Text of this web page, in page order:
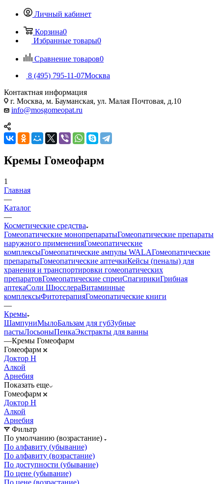
Личный кабинет
Корзина0
Избранные товары0
Сравнение товаров0
8 (495) 795-11-07Москва
Контактная информация
г. Москва, м. Бауманская, ул. Малая Почтовая, д.10
info@mosgomeopat.ru
Кремы Гомеофарм
1
Главная
—
Каталог
—
Косметические средства
Гомеопатические монопрепаратыГомеопатические препараты
наружного примененияГомеопатические
комплексыГомеопатические ампулы WALAГомеопатические
препаратыГомеопатические аптечкиКейсы (пеналы) для
хранения и транспортировки гомеопатических
препаратовГомеопатические спреиСпагирикиГрибная
аптекаСоли ШюсслераВитаминные
комплексыФитотерапияГомеопатические книги
—
Кремы
ШампуниМылоБальзам для губЗубные
пастыЛосьоныПенкаЭкстракты для ванны
—Кремы Гомеофарм
Гомеофарм
Доктор Н
Алкой
Арнебия
Показать еще
Гомеофарм
Доктор Н
Алкой
Арнебия
Фильтр
По умолчанию (возрастание)
По алфавиту (убывание)
По алфавиту (возрастание)
По доступности (убывание)
По цене (убывание)
По цене (возрастание)